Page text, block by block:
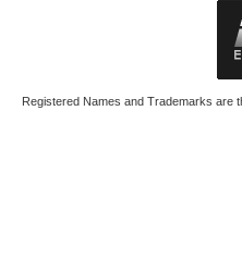
Registered Names and Trademarks are